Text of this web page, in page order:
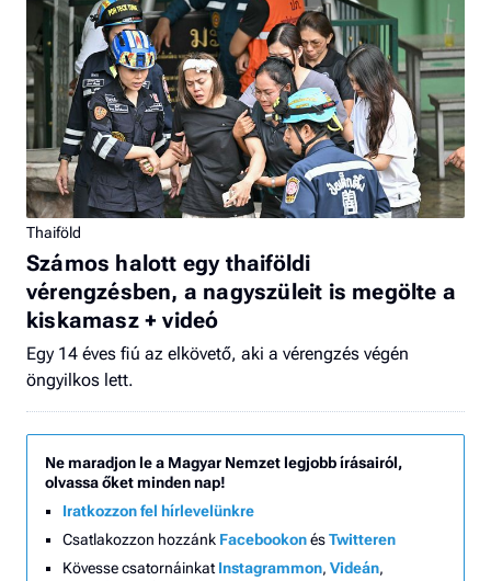
Thaiföld
Számos halott egy thaiföldi
vérengzésben, a nagyszüleit is megölte a
kiskamasz + videó
Egy 14 éves fiú az elkövető, aki a vérengzés végén
öngyilkos lett.
Ne maradjon le a Magyar Nemzet legjobb írásairól,
olvassa őket minden nap!
Iratkozzon fel hírlevelünkre
Csatlakozzon hozzánk FacebookonésTwitteren
Kövesse csatornáinkat Instagrammon, Videán,